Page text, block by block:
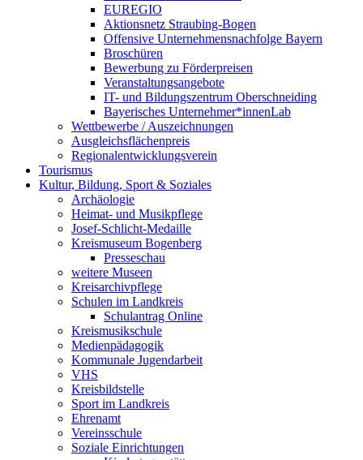
EUREGIO
Aktionsnetz Straubing-Bogen
Offensive Unternehmensnachfolge Bayern
Broschüren
Bewerbung zu Förderpreisen
Veranstaltungsangebote
IT- und Bildungszentrum Oberschneiding
Bayerisches Unternehmer*innenLab
Wettbewerbe / Auszeichnungen
Ausgleichsflächenpreis
Regionalentwicklungsverein
Tourismus
Kultur, Bildung, Sport & Soziales
Archäologie
Heimat- und Musikpflege
Josef-Schlicht-Medaille
Kreismuseum Bogenberg
Presseschau
weitere Museen
Kreisarchivpflege
Schulen im Landkreis
Schulantrag Online
Kreismusikschule
Medienpädagogik
Kommunale Jugendarbeit
VHS
Kreisbildstelle
Sport im Landkreis
Ehrenamt
Vereinsschule
Soziale Einrichtungen